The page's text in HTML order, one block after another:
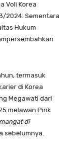
Voli Korea
2024. Sementara
Hukum
termasuk
di Korea
Megawati dari
melawan Pink
di
sebelumnya.